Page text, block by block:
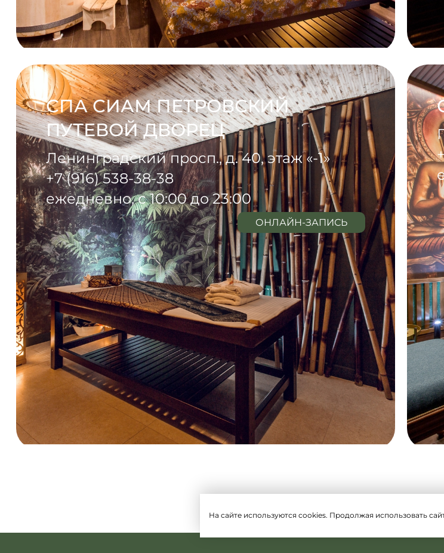
СПА СИАМ ПЕТРОВСКИЙ
ПУТЕВОЙ ДВОРЕЦ
Ленинградский просп., д. 40, этаж «-1»
+7 (916) 538-38-38
ежедневно, с 10:00 до 23:00
ОНЛАЙН-ЗАПИСЬ
На сайте используются cookies. Продолжая использовать